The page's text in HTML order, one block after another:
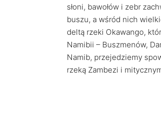
słoni, bawołów i zebr
buszu, a wśród nich
deltą rzeki Okawango,
Namibii – Buszmenów,
Namib, przejedziemy
rzeką Zambezi i